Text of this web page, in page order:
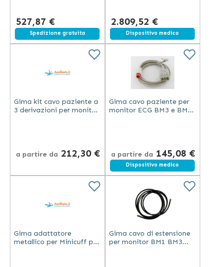
527,87 €
Spedizione gratuita
2.809,52 €
Spedizione gratuita
Dispositivo medico
Gima kit cavo paziente a
3 derivazioni per monitor
a partire da 212,30 €
Gima cavo paziente per
monitor ECG BM3 e BM5
a partire da 145,08 €
Dispositivo medico
Gima adattatore
metallico per Minicuff per
Gima cavo di estensione
per monitor BM1 BM3